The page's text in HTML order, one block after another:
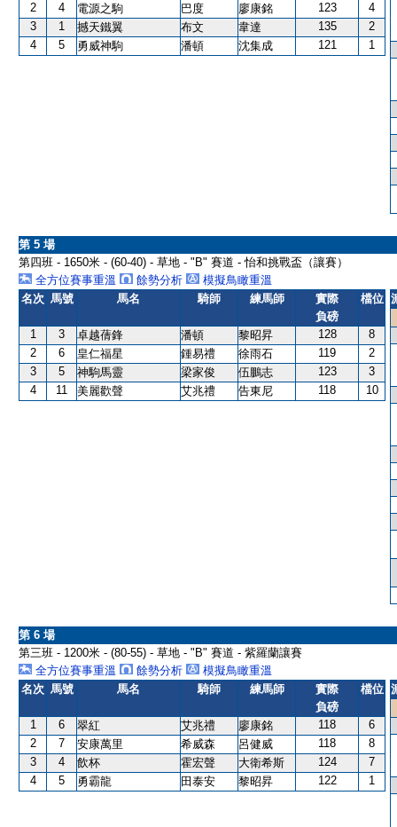
2
4 電源之駒 巴度 廖康銘 123
4
3
1 撼天鐵翼 布文 韋達 135
2
4
5 勇威神駒 潘頓 沈集成 121 1
第 5 場
第四班 - 1650米 - (60-40) - 草地 - "B" 賽道 - 怡和挑戰盃（讓賽）
全方位賽事重溫
餘勢分析
模擬鳥瞰重溫
名次 馬號 馬名 騎師 練馬師
實際
負磅
檔位
1 3 卓越蒨鋒 潘頓 黎昭昇 128
8
2
6 皇仁福星 鍾易禮 徐雨石 119
2
3
5 神駒馬靈 梁家俊 伍鵬志 123
3
4
11 美麗歡聲 艾兆禮 告東尼 118 10
第 6 場
第三班 - 1200米 - (80-55) - 草地 - "B" 賽道 - 紫羅蘭讓賽
全方位賽事重溫
餘勢分析
模擬鳥瞰重溫
名次 馬號 馬名 騎師 練馬師
實際
負磅
檔位
1 6 翠紅 艾兆禮 廖康銘 118
6
2
7 安康萬里 希威森 呂健威 118
8
3
4 飲杯 霍宏聲 大衛希斯 124
7
4
5 勇霸龍 田泰安 黎昭昇 122 1